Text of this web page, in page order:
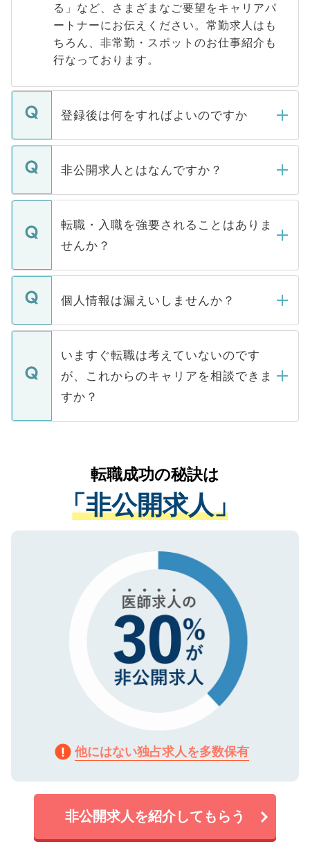
る」など、さまざまなご要望をキャリアパ
ートナーにお伝えください。常勤求人はも
ちろん、非常勤・スポットのお仕事紹介も
行なっております。
登録後は何をすればよいのですか
ご登録いただきましたら、弊社担当者がご
登録内容を確認し、その後メールもしくは
ます。通常、5営業日以内にはご連絡をせて
いただきますので、しばらくお待ちくださ
非公開求人とはなんですか？
マイナビDOCTORで取り扱っている求人の
うち約3割は、Webサイトからご覧いただ
けない「非公開求人」です。非公開求人は
下記の理由によって、一般には公開してい
ません。
■応募殺到を避けるため 人気のある医療機
関を公にしてしまうと、応募が殺到する場
に、医療機関が求める条件に合った人材の
みを人材紹介会社に依頼するケースが増え
ています。
転職・入職を強要されることはありま
せんか？
転職・入職を強要することは一切ありませ
ん。また、仮に応募先から内定をいただい
定を承諾する必要はありません。内定先へ
の辞退の連絡はキャリアパートナーが行い
個人情報は漏えいしませんか？
個人情報が漏えいすることはありませんの
で、ご安心ください。当サイトからの登録
などで収集したご登録者様の個人情報は、
ご本人のキャリアアップおよび転職活動の
支援を目的に使用いたします。お預かりし
ているすべての個人データはご本人の許可
は、個人情報の取り扱いについての厳密な
管理基準を満たした事業者のみに付与され
る、プライバシーマークを取得済みです。
で、機密保持に関してもご安心ください。
いますぐ転職は考えていないのです
が、これからのキャリアを相談できま
すか？
かがいして、現在の医療機関の状況や紹介
経験をまじえながら、適切なアドバイスを
させていただきます。すぐにご転職をされ
ない方には、長期的なサポートが可能です
ので、まずはご登録ください。
転職成功の秘訣は
「非公開求人」
他にはない独占求人を多数保有
非公開求人を紹介してもらう